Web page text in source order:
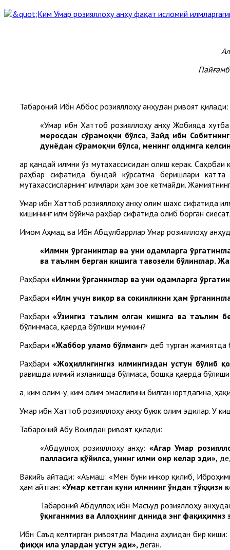
Табароний Ибн Аббос розияллоҳу анҳудан ривоят қилади:
«Умар ибн Хаттоб розияллоҳу анҳу Жобияда
меросдан сўрамоқчи бўлса, Зайд ибн
дунёдан сўрамоқчи бўлса, менинг олдимга
Ҳар қандай илмни ўз мутахассисидан олиш керак.
раҳбар сифатида бундай кўрсатма беришлари
мутахассисларнинг илмлари ҳам зое кетмайди.
Умар ибн Хаттоб розияллоҳу анҳу олим шахс сифатида
кишининг илм бўйича раҳбар сифатида олиб борган
Имом Аҳмад ва Ибн Абдулбаррлар Умар розияллоҳу
«Илмни ўрганинглар ва уни одамларга
ва таълим берган кишига тавозели бўлинглар.
Раҳбари «Илмни ўрганинглар ва уни одамларга
Раҳбари «Илм учун виқор ва сокинликни ҳам
Раҳбари«Ўзингиз таълим олган кишига ва таълим
бўлинмаса, қаерда бўлиши мумкин?
Раҳбари «Жаббор уламо бўлманг» деб турган жамиятда
Раҳбари «Жоҳиллигингиз илмингиздан устун бўлиб
равишда илмий изланишда бўлмаса, бошқа қаерда
Ҳа, ким олим-у, ким олим эмаслигини билган юртдагина,
Умар ибн Хаттоб розияллоҳу анҳу буюк олим эдилар. У
Табароний Абу Воилдан ривоят қилади:
«Абдуллоҳ розияллоҳу анҳу: «Агар Умар
палласига қўйилса, унинг илми оғир келар эди»,
Вакийъ айтади: «Аъмаш: «Мен буни инкор қилиб,
ҳам айтган: «Умар кетган куни илмнинг ўндан тўққизи
Табароний Абдуллоҳ ибн Масъуд розияллоҳу
ўқиганимиз ва Аллоҳнинг динида энг фақиҳимиз
Ибн Саъд келтирган ривоятда Мадина аҳлидан бир киши:
фиқҳи ила улардан устун эди», деган.